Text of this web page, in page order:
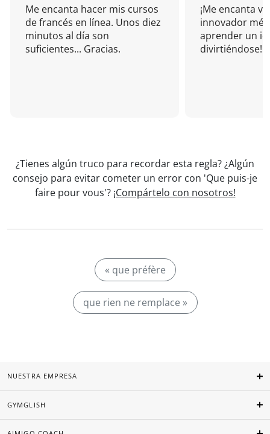
Me encanta hacer mis cursos
de francés en línea. Unos diez
minutos al día son
suficientes... Gracias.
¡Me encanta
innovador
aprender un
divirtiéndose!
¿Tienes algún truco para recordar esta regla? ¿Algún
consejo para evitar cometer un error con 'Que puis-je
faire pour vous'? ¡Compártelo con nosotros!
« que préfère
que rien ne remplace »
NUESTRA EMPRESA
GYMGLISH